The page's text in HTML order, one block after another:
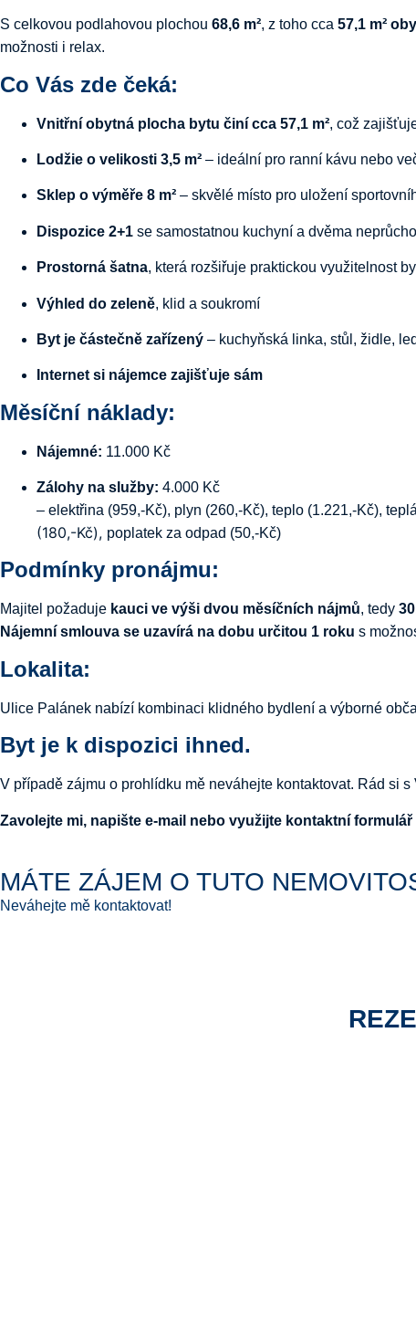
S celkovou podlahovou plochou 68,6 m², z toho cca 57,1 m²
možnosti i relax.
Co Vás zde čeká:
Vnitřní obytná plocha bytu činí cca 57,1 m², což
Lodžie o velikosti 3,5 m² – ideální pro ranní kávu nebo
Sklep o výměře 8 m² – skvělé místo pro uložení
Dispozice 2+1 se samostatnou kuchyní a dvěma
Prostorná šatna, která rozšiřuje praktickou využitelnost
Výhled do zeleně, klid a soukromí
Byt je částečně zařízený – kuchyňská linka, stůl, židle,
Internet si nájemce zajišťuje sám
Měsíční náklady:
Nájemné: 11.000 Kč
Zálohy na služby: 4.000 Kč
– elektřina (959,-Kč), plyn (260,-Kč), teplo (1.221,-Kč),
(180,-Kč), poplatek za odpad (50,-Kč)
Podmínky pronájmu:
Majitel požaduje kauci ve výši dvou měsíčních nájmů, tedy
Nájemní smlouva se uzavírá na dobu určitou 1 roku s
Lokalita:
Ulice Palánek nabízí kombinaci klidného bydlení a výborné
Byt je k dispozici ihned.
V případě zájmu o prohlídku mě neváhejte kontaktovat. Rád si
Zavolejte mi, napište e-mail nebo využijte kontaktní formulář
MÁTE ZÁJEM O TUTO
Neváhejte mě kontaktovat!